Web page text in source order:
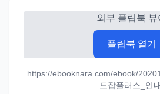
외부 플립북 뷰
플립북 열기
https://ebooknara.com/ebook/
드잡플러스_안